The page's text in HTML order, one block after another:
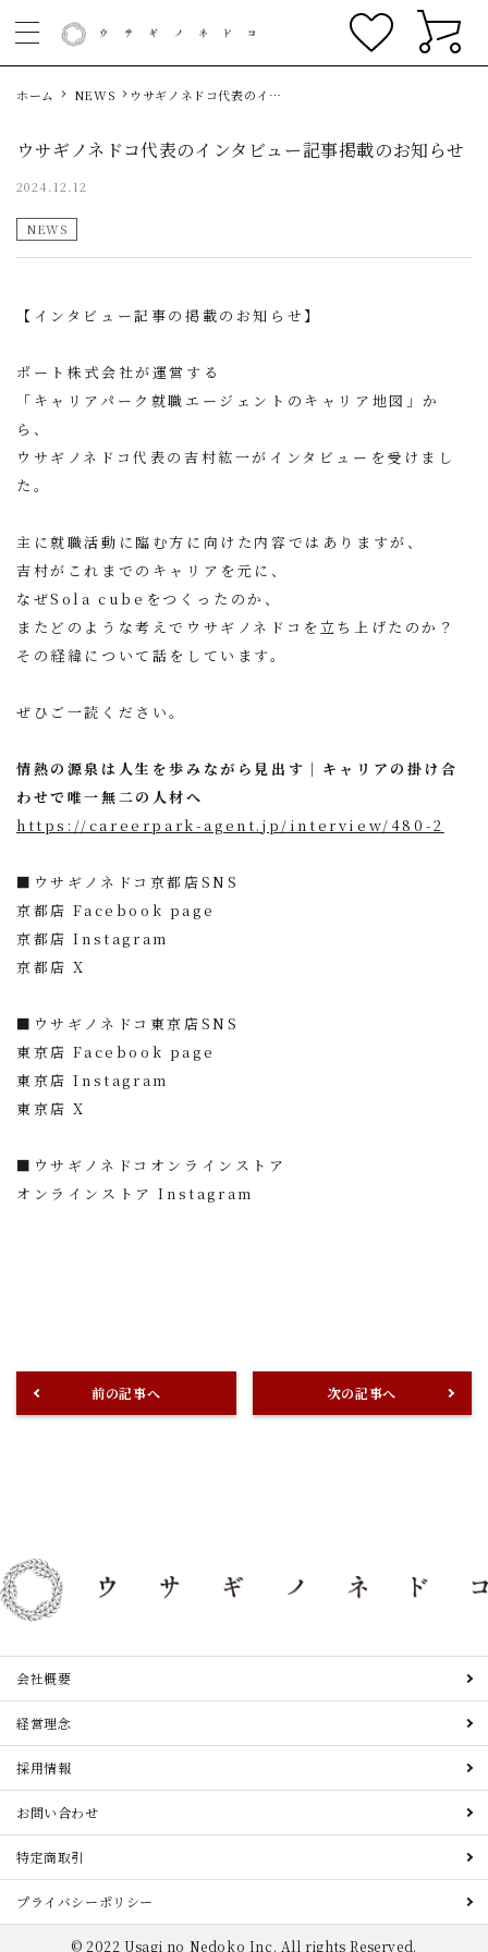
ホーム NEWS
ウサギノネドコ代表のイン
ウサギノネドコ代表のインタビュー記事掲載のお知らせ
2024.12.12
NEWS
【インタビュー記事の掲載のお知らせ】
ポート株式会社が運営する
「キャリアパーク就職エージェントのキャリア地図」か
ら、
ウサギノネドコ代表の吉村紘一がインタビューを受けまし
た。
主に就職活動に臨む方に向けた内容ではありますが、
吉村がこれまでのキャリアを元に、
なぜSola cubeをつくったのか、
またどのような考えでウサギノネドコを立ち上げたのか？
その経緯について話をしています。
ぜひご一読ください。
情熱の源泉は人生を歩みながら見出す｜キャリアの掛け合
わせで唯一無二の人材へ
https://careerpark-agent.jp/interview/480-2
■ウサギノネドコ京都店SNS
京都店 Facebook page
京都店 Instagram
京都店 X
■ウサギノネドコ東京店SNS
東京店 Facebook page
東京店 Instagram
東京店 X
■ウサギノネドコオンラインストア
オンラインストア Instagram
前の記事へ 次の記事へ
会社概要
経営理念
採用情報
お問い合わせ
特定商取引
プライバシーポリシー
© 2022 Usagi no Nedoko Inc. All rights Reserved.